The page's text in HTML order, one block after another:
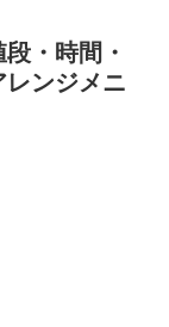
・時間・
ンジメニ